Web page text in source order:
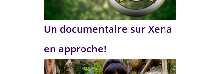
Un documentaire sur Xena
en approche!